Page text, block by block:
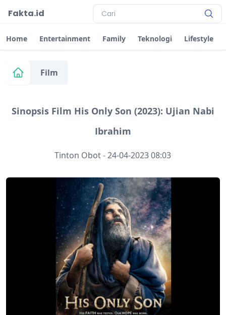
Fakta.id
Home Entertainment Family Teknologi Lifestyle
Film
Sinopsis Film His Only Son (2023): Ujian Nabi
Ibrahim
Tinton Obot-24-04-2023 08:03